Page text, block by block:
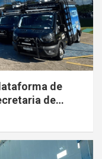
de
de